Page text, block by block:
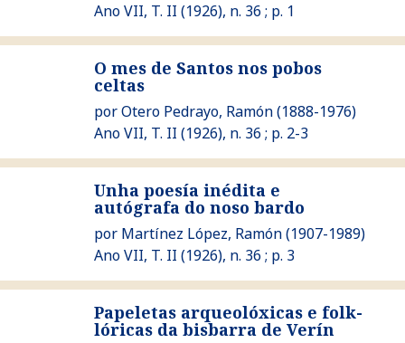
Ano VII, T. II (1926), n. 36 ; p. 1
Ver O mes de Santos nos pobos celtas
O mes de Santos nos pobos
celtas
porOtero Pedrayo, Ramón(1888-1976)
Ano VII, T. II (1926), n. 36 ; p. 2-3
Ver Unha poesía inédita e autógrafa do noso bardo
Unha poesía inédita e
autógrafa do noso bardo
por Martínez López, Ramón(1907-1989)
Ano VII, T. II (1926), n. 36 ; p. 3
Ver Papeletas arqueolóxicas e folk-lóricas da bisbarra de
Papeletas arqueolóxicas e folk-
lóricas da bisbarra de Verín